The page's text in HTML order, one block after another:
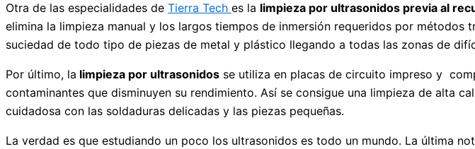
Otra de las especialidades de Tierra Tech es la limpieza por ultrasonidos previa al
elimina la limpieza manual y los largos tiempos de inmersión requeridos por
suciedad de todo tipo de piezas de metal y plástico llegando a todas las zonas de
Por último, la limpieza por ultrasonidos se utiliza en placas de circuito impreso y
contaminantes que disminuyen su rendimiento. Así se consigue una limpieza de alta
cuidadosa con las soldaduras delicadas y las piezas pequeñas.
La verdad es que estudiando un poco los ultrasonidos es todo un mundo. La última